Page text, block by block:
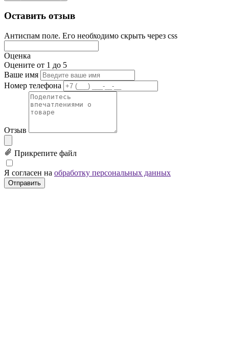
Оставить отзыв
Антиспам поле. Его необходимо скрыть через css
Оценка
Оцените от 1 до 5
Ваше имя
Номер телефона
Отзыв
Прикрепите файл
Я согласен на обработку персональных данных